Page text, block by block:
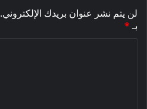
لن يتم نشر عنوان بريدك الإلكتروني.
بـ*